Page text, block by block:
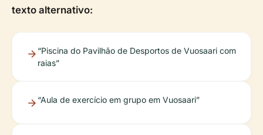
texto alternativo:
“Piscina do Pavilhão de Desportos de Vuosaari com
raias”
“Aula de exercício em grupo em Vuosaari”